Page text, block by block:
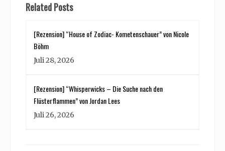
Related Posts
[Rezension] “House of Zodiac- Kometenschauer” von Nicole
Böhm
Juli 28, 2026
[Rezension] “Whisperwicks – Die Suche nach den
Flüsterflammen” von Jordan Lees
Juli 26, 2026